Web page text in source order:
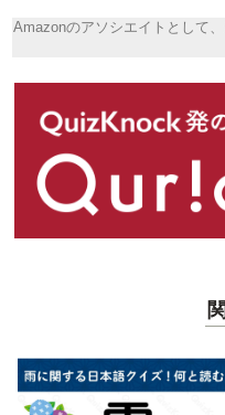
Amazonのアソシエイトとして